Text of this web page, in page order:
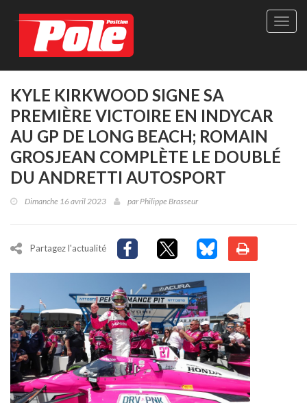
Site
KYLE KIRKWOOD SIGNE SA
PREMIÈRE VICTOIRE EN INDYCAR
AU GP DE LONG BEACH; ROMAIN
GROSJEAN COMPLÈTE LE DOUBLÉ
DU ANDRETTI AUTOSPORT
Dimanche 16 avril 2023 parPhilippe Brasseur
Partagez l'actualité